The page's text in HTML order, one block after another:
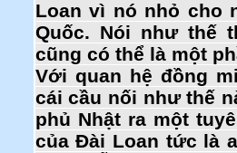
Loan vì nó nhỏ cho
Quốc. Nói như thế
cũng có thể là một
Với quan hệ đồng
cái cầu nối như thế
phủ Nhật ra một
của Đài Loan tức là